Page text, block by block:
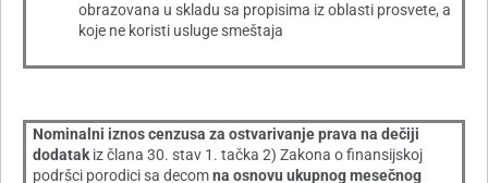
obrazovana u skladu sa propisima iz oblasti prosvete, a
koje ne koristi usluge smeštaja
Nominalni iznos cenzusa za ostvarivanje prava na dečiji
dodatakiz člana 30. stav 1. tačka 2) Zakona o finansijskoj
podršci porodici sa decomna osnovu ukupnog mesečnog